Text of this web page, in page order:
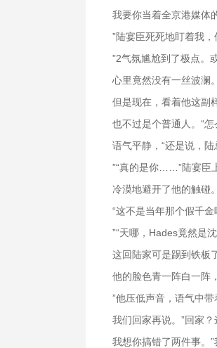
我要你当着全京港媒体
”陆宴臣死死地盯着我
”2气氛尴尬到了极点。
心里竟然没有一丝波澜
但是现在，看着他这副
也不过是个普通人。“
语气平静，“还是说，陆
”“真的是你……”陆宴臣
冷漠地避开了他的触碰
“这不是当年那个假千
”“天哪，Hades竟然是
这回陆家可是踢到铁板
他的脸色青一阵白一阵
”他压低声音，语气中
我们回家再说。”回家
我想你搞错了两件事。